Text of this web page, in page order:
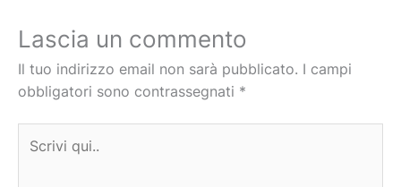
Lascia un commento
Il tuo indirizzo email non sarà pubblicato. I campi
obbligatori sono contrassegnati *
qui..